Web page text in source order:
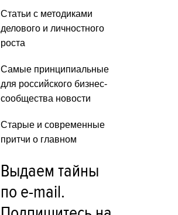
Статьи с методиками
делового и личностного
роста
Самые принципиальные
для российского бизнес-
сообщества новости
Старые и современные
притчи о главном
Выдаем тайны
по e-mail.